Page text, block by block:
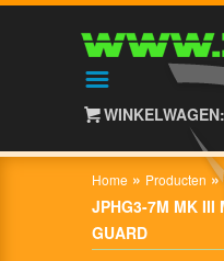
3GUN
CONTACT
Home » Producten »
JPHG3-7M MK III
GUARD